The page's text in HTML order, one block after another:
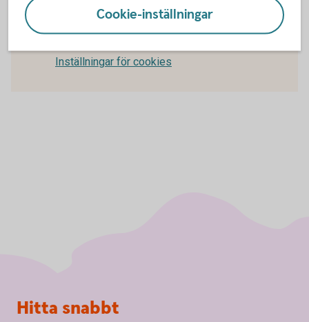
godkänna cookies för Funktioner, prestanda
och statistik.
Inställningar för cookies
Cookie-inställningar
Sidfot
Hitta snabbt